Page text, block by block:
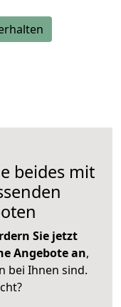
beides mit
Sie jetzt
Angebote an,
bei Ihnen sind.